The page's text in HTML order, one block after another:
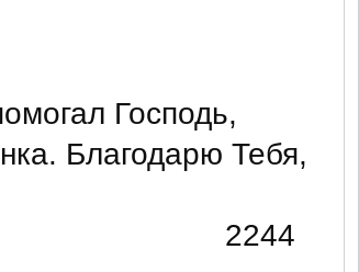
Господь,
Благодарю Тебя,
2244